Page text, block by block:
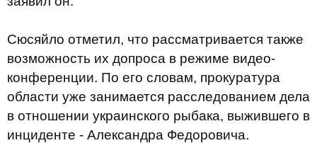
Сюсяйло отметил, что рассматривается также
возможность их допроса в режиме видео-
конференции. По его словам, прокуратура
области уже занимается расследованием дела
в отношении украинского рыбака, выжившего в
инциденте - Александра Федоровича.